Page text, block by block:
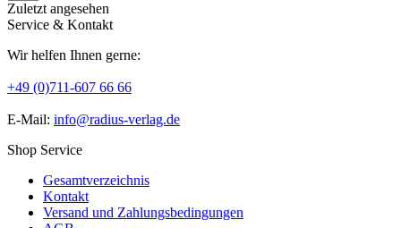
Zuletzt angesehen
Service & Kontakt
Wir helfen Ihnen gerne:
+49 (0)711-607 66 66
E-Mail: info@radius-verlag.de
Shop Service
Gesamtverzeichnis
Kontakt
Versand und Zahlungsbedingungen